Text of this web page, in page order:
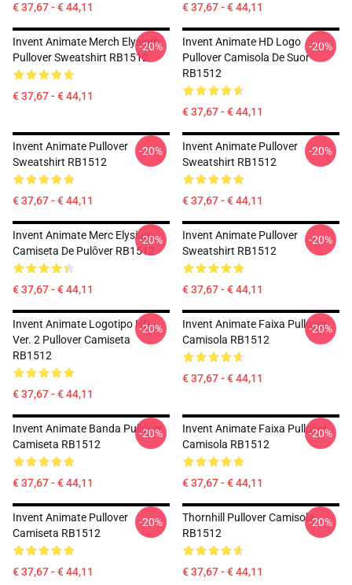
€ 37,67 - € 44,11 € 37,67 - € 44,11
Invent Animate Merch Elysium
Pullover Sweatshirt RB1512
€ 37,67 - € 44,11
-20%
Invent Animate HD Logo
Pullover Camisola De Suor
RB1512
€ 37,67 - € 44,11
-20%
Invent Animate Pullover
Sweatshirt RB1512
€ 37,67 - € 44,11
-20%
Invent Animate Pullover
Sweatshirt RB1512
€ 37,67 - € 44,11
-20%
Invent Animate Merc Elysium
Camiseta De Pulôver RB1512
€ 37,67 - € 44,11
-20%
Invent Animate Pullover
Sweatshirt RB1512
€ 37,67 - € 44,11
-20%
Invent Animate Logotipo HD
Ver. 2 Pullover Camiseta
RB1512
€ 37,67 - € 44,11
-20%
Invent Animate Faixa Pullover
Camisola RB1512
€ 37,67 - € 44,11
-20%
Invent Animate Banda Pullover
Camiseta RB1512
€ 37,67 - € 44,11
-20%
Invent Animate Faixa Pullover
Camisola RB1512
€ 37,67 - € 44,11
-20%
Invent Animate Pullover
Camiseta RB1512
€ 37,67 - € 44,11
-20%
Thornhill Pullover Camisola
RB1512
€ 37,67 - € 44,11
-20%